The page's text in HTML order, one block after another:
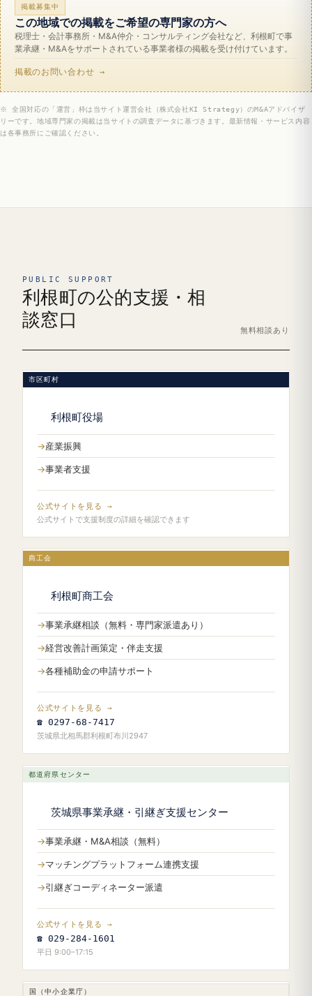
掲載募集中
この地域での掲載をご希望の専門家の方へ
税理士・会計事務所・M&A仲介・コンサルティング会社など、利根町で事
業承継・M&Aをサポートされている事業者様の掲載を受け付けています。
掲載のお問い合わせ →
※ 全国対応の「運営」枠は当サイト運営会社（株式会社KI Strategy）のM&Aアドバイザ
リーです。地域専門家の掲載は当サイトの調査データに基づきます。最新情報・サービス内容
は各事務所にご確認ください。
PUBLIC SUPPORT
利根町の公的支援・相
談窓口
無料相談あり
市区町村
利根町役場
産業振興
事業者支援
公式サイトを見る →
公式サイトで支援制度の詳細を確認できます
商工会
利根町商工会
事業承継相談（無料・専門家派遣あり）
経営改善計画策定・伴走支援
各種補助金の申請サポート
公式サイトを見る →
☎ 0297-68-7417
茨城県北相馬郡利根町布川2947
都道府県センター
茨城県事業承継・引継ぎ支援センター
事業承継・M&A相談（無料）
マッチングプラットフォーム連携支援
引継ぎコーディネーター派遣
公式サイトを見る →
☎ 029-284-1601
平日 9:00–17:15
国（中小企業庁）